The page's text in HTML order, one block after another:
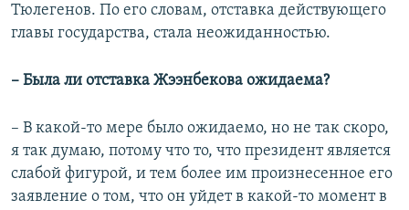
Тюлегенов. По его словам, отставка действующего
главы государства, стала неожиданностью.
– Была ли отставка Жээнбекова ожидаема?
– В какой-то мере было ожидаемо, но не так скоро,
я так думаю, потому что то, что президент является
слабой фигурой, и тем более им произнесенное его
заявление о том, что он уйдет в какой-то момент в